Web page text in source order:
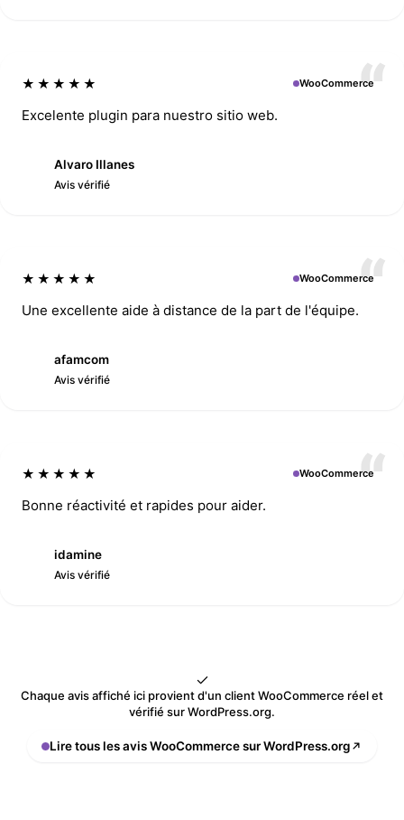
★★★★★ WooCommerce
Excelente plugin para nuestro sitio web.
Alvaro Illanes
Avis vérifié
★★★★★ WooCommerce
Une excellente aide à distance de la part de l'équipe.
afamcom
Avis vérifié
★★★★★ WooCommerce
Bonne réactivité et rapides pour aider.
idamine
Avis vérifié
Chaque avis affiché ici provient d'un client WooCommerce réel et
vérifié sur WordPress.org.
Lire tous les avis WooCommerce sur WordPress.org